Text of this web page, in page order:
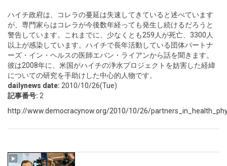
ハイチ政府は、コレラの蔓延は失速してきていると述べています
が、専門家らはコレラが今後数年経っても発生し続けるだろうと
警告しています。これまでに、少なくとも259人が死亡、3300人
以上が感染しています。ハイチで長年活動している団体パートナ
ーズ・イン・ヘルスの医師エバン・ライアンから話を聞きます。
彼は2008年に、米国がハイチの浄水プロジェクトを妨害した経緯
についての研究を手助けした中心的人物です。
dailynews date: 2010/10/26(Tue)
記事番号: 2
http://www.democracynow.org/2010/10/26/